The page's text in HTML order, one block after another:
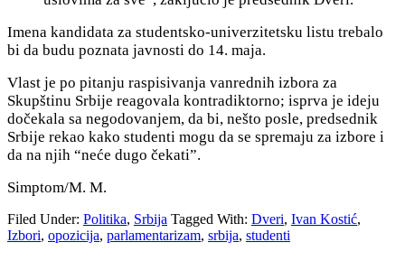
Imena kandidata za studentsko-univerzitetsku listu trebalo
bi da budu poznata javnosti do 14. maja.
Vlast je po pitanju raspisivanja vanrednih izbora za
Skupštinu Srbije reagovala kontradiktorno; isprva je ideju
dočekala sa negodovanjem, da bi, nešto posle, predsednik
Srbije rekao kako studenti mogu da se spremaju za izbore i
da na njih “neće dugo čekati”.
Simptom/M. M.
Filed Under: Politika, Srbija Tagged With: Dveri, Ivan Kostić,
Izbori, opozicija, parlamentarizam, srbija, studenti